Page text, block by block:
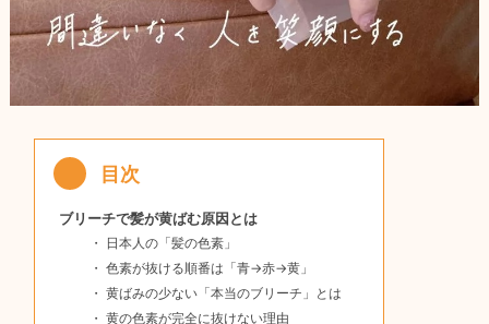
ブリーチで髪が黄ばむ原因とは
日本人の「髪の色素」
色素が抜ける順番は「青→赤→黄」
黄ばみの少ない「本当のブリーチ」とは
黄の色素が完全に抜けない理由